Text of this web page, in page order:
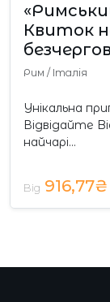
Квиток
Рим / Італія
Унікальна
Відвідайте
найчарі…
Від 916,77₴